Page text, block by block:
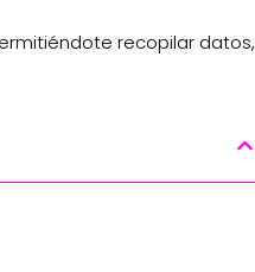
recopilar datos,